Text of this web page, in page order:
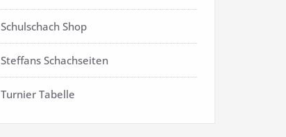
Schulschach Shop
Steffans Schachseiten
Turnier Tabelle